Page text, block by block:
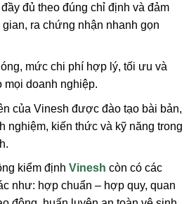
đủ theo đúng chỉ định và đảm
ra chứng nhận nhanh gọn
mức chi phí hợp lý, tối ưu và
mọi doanh nghiệp.
của Vinesh được đào tạo bài bản,
nghiệm, kiến thức và kỹ năng trong
kiểm định Vinesh còn có các
như: hợp chuẩn – hợp quy, quan